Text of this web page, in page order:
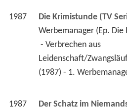
1987 Die Krimistunde (TV
Werbemanager (Ep. Die
Leidenschaft/
(1987) - 1.
1987 Der Schatz im